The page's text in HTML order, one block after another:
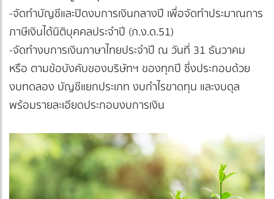
-จัดทำบัญชีและปิดงบการเงินกลางปี เพื่อจัดทำประมาณการ
ภาษีเงินได้นิติบุคคลประจำปี (ภ.ง.ด.51)
-จัดทำงบการเงินภาษาไทยประจำปี ณ วันที่ 31 ธันวาคม
หรือ ตามข้อบังคับของบริษัทฯ ของทุกปี ซึ่งประกอบด้วย
งบทดลอง บัญชีแยกประเภท งบกำไรขาดทุน และงบดุล
พร้อมรายละเอียดประกอบงบการเงิน